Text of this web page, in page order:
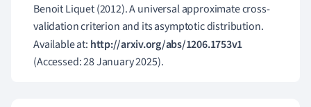
Benoit Liquet (2012). A universal approximate cross-
validation criterion and its asymptotic distribution.
Available at: http://arxiv.org/abs/1206.1753v1
(Accessed: 28 January 2025).